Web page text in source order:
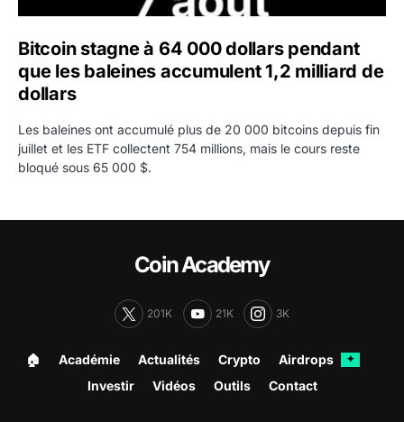
Bitcoin stagne à 64 000 dollars pendant
que les baleines accumulent 1,2 milliard de
dollars
Les baleines ont accumulé plus de 20 000 bitcoins depuis fin
juillet et les ETF collectent 754 millions, mais le cours reste
bloqué sous 65 000 $.
Coin Academy
201K 21K 3K
🏠︎ Académie Actualités Crypto Airdrops ✦
Investir Vidéos Outils Contact